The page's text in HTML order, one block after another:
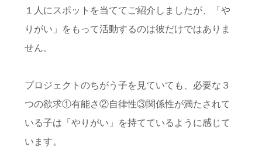
１人にスポットを当ててご紹介しましたが、「や
りがい」をもって活動するのは彼だけではありま
せん。
プロジェクトのちがう子を見ていても、 必要な３
つの欲求①有能さ②自律性③関係性が満たされて
いる子は「やりがい」を持てているように感じて
います。